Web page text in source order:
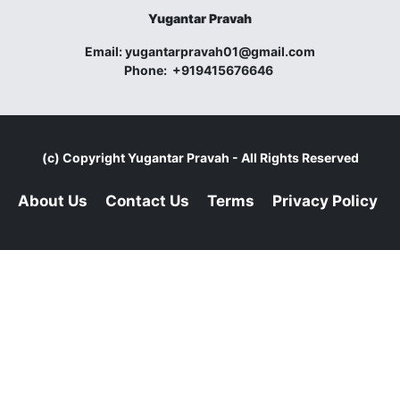
Yugantar Pravah
Email:yugantarpravah01@gmail.com
Phone: +919415676646
(c) CopyrightYugantar Pravah - All Rights Reserved
About Us Contact Us Terms Privacy Policy